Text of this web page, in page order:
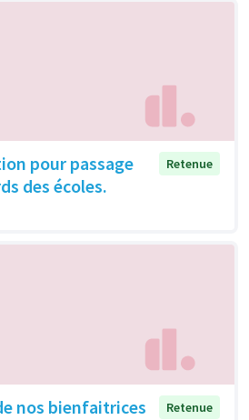
pour passage
des écoles.
Retenue
nos bienfaitrices
Retenue